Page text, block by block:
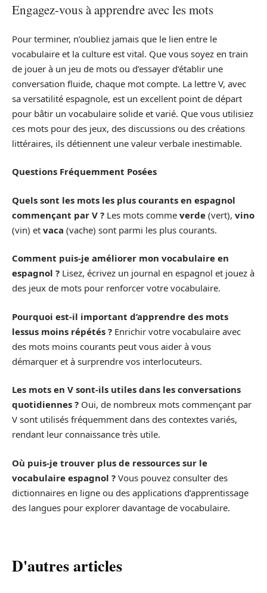
Engagez-vous à apprendre avec les mots
Pour terminer, n’oubliez jamais que le lien entre le
vocabulaire et la culture est vital. Que vous soyez en train
de jouer à un jeu de mots ou d’essayer d’établir une
conversation fluide, chaque mot compte. La lettre V, avec
sa versatilité espagnole, est un excellent point de départ
pour bâtir un vocabulaire solide et varié. Que vous utilisiez
ces mots pour des jeux, des discussions ou des créations
littéraires, ils détiennent une valeur verbale inestimable.
Questions Fréquemment Posées
Quels sont les mots les plus courants en espagnol
commençant par V ? Les mots comme verde (vert), vino
(vin) et vaca (vache) sont parmi les plus courants.
Comment puis-je améliorer mon vocabulaire en
espagnol ? Lisez, écrivez un journal en espagnol et jouez à
des jeux de mots pour renforcer votre vocabulaire.
Pourquoi est-il important d’apprendre des mots
lessus moins répétés ? Enrichir votre vocabulaire avec
des mots moins courants peut vous aider à vous
démarquer et à surprendre vos interlocuteurs.
Les mots en V sont-ils utiles dans les conversations
quotidiennes ? Oui, de nombreux mots commençant par
V sont utilisés fréquemment dans des contextes variés,
rendant leur connaissance très utile.
Où puis-je trouver plus de ressources sur le
vocabulaire espagnol ? Vous pouvez consulter des
dictionnaires en ligne ou des applications d’apprentissage
des langues pour explorer davantage de vocabulaire.
D'autres articles